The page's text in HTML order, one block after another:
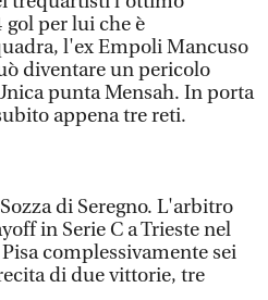
gol per lui che è
l'ex Empoli Mancuso
diventare un pericolo
punta Mensah. In porta
appena tre reti.
di Seregno. L'arbitro
in Serie C a Trieste nel
complessivamente sei
di due vittorie, tre